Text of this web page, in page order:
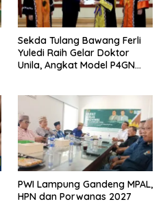
Sekda Tulang Bawang Ferli
Yuledi Raih Gelar Doktor
Unila, Angkat Model P4GN
PWI Lampung Gandeng MPAL,
HPN dan Porwanas 2027